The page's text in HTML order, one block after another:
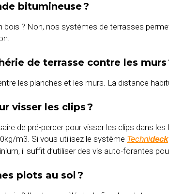
bitumineuse ?
bois ? Non, nos systèmes de terrasses
de terrasse contre les murs
les planches et les murs. La distance
visser les clips ?
de pré-percer pour visser les clips dans
m3. Si vous utilisez le système Technideck
il suffit d’utiliser des vis auto-forantes
plots au sol ?